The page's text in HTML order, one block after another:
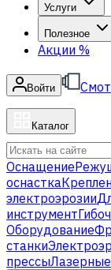
Услуги
Полезное
Акции %
Войти
Каталог
Оснащение
оснастка
электроэрозии
инструмент
Оборудование
станки
прессы